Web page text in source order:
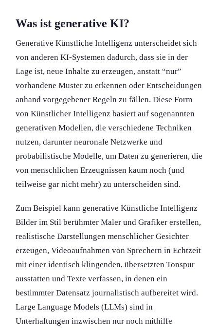
Was ist generative KI?
Generative Künstliche Intelligenz unterscheidet sich
von anderen KI-Systemen dadurch, dass sie in der
Lage ist, neue Inhalte zu erzeugen, anstatt “nur”
vorhandene Muster zu erkennen oder Entscheidung­en
anhand vorgegebener Regeln zu fällen. Diese Form
von Künstlicher Intelligenz basiert auf sogenannten
generativen Modellen, die verschiedene Techniken
nutzen, darunter neuronale Netzwerke und
probabilistische Modelle, um Daten zu generieren, die
von menschlichen Erzeugniss­en kaum noch (und
teilweise gar nicht mehr) zu unterscheiden sind.
Zum Beispiel kann generative Künstliche Intelligenz
Bilder im Stil berühmter Maler und Grafiker erstellen,
realistische Darstellung­en menschlicher Gesichter
erzeugen, Videoaufnahmen von Sprechern in Echtzeit
mit einer identisch klingenden, übersetzten Tonspur
ausstatten und Texte verfassen, in denen ein
bestimmter Datensatz journalistisch aufbereitet wird.
Large Language Models (LLMs) sind in
Unterhaltung­en inzwischen nur noch mithilfe